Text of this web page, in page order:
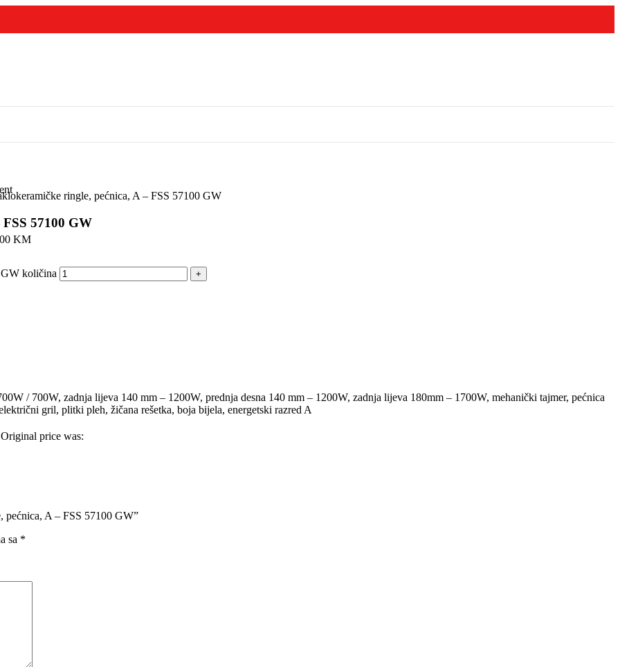
KM
Original price was:
ringle, pećnica, A – FSS 57100 GW
57100 GW
GW količina
/ 700W, zadnja lijeva 140 mm – 1200W, prednja desna 140 mm – 1200W, zadnja lijeva 180mm – 1700W, mehanički tajmer, pećnica
gril, plitki pleh, žičana rešetka, boja bijela, energetski razred A
pećnica, A – FSS 57100 GW”
sa *